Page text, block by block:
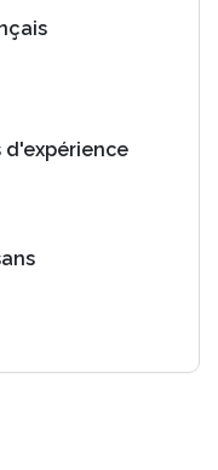
d'expérience